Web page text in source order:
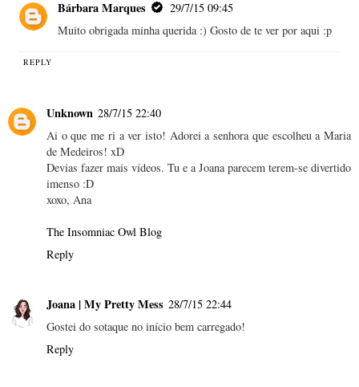
Bárbara Marques
29/7/15 09:45
Muito obrigada minha querida :) Gosto de te ver por aqui :p
REPLY
Unknown 28/7/15 22:40
Ai o que me ri a ver isto! Adorei a senhora que escolheu a Maria
de Medeiros! xD
Devias fazer mais vídeos. Tu e a Joana parecem terem-se divertido
imenso :D
xoxo, Ana
The Insomniac Owl Blog
Reply
Joana | My Pretty Mess 28/7/15 22:44
Gostei do sotaque no início bem carregado!
Reply